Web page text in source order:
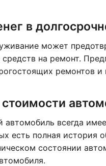
в
может
средств на ремонт.
ремонтов
всегда
есть полная история
состоянии